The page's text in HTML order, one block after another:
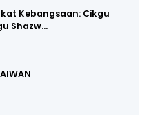
Kebangsaan: Cikgu
Shazw…